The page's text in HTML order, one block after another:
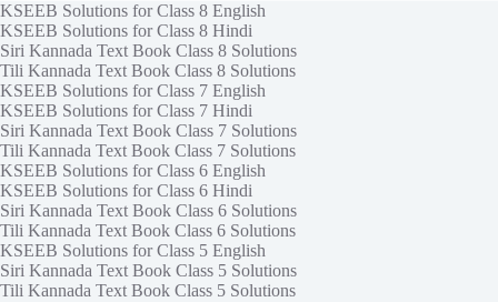
KSEEB Solutions for Class 8 English
KSEEB Solutions for Class 8 Hindi
Siri Kannada Text Book Class 8 Solutions
Tili Kannada Text Book Class 8 Solutions
KSEEB Solutions for Class 7 English
KSEEB Solutions for Class 7 Hindi
Siri Kannada Text Book Class 7 Solutions
Tili Kannada Text Book Class 7 Solutions
KSEEB Solutions for Class 6 English
KSEEB Solutions for Class 6 Hindi
Siri Kannada Text Book Class 6 Solutions
Tili Kannada Text Book Class 6 Solutions
KSEEB Solutions for Class 5 English
Siri Kannada Text Book Class 5 Solutions
Tili Kannada Text Book Class 5 Solutions